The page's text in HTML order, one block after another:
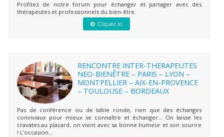
Profitez de notre forum pour échanger et partager avec des
thérapeutes et professionnels du bien-être.
Cliquez ici
RENCONTRE INTER-THERAPEUTES
NEO-BIENÊTRE – PARIS – LYON –
MONTPELLIER – AIX-EN-PROVENCE
– TOULOUSE – BORDEAUX
Pas de conférence ou de table ronde, rien que des échanges
conviviaux pour mieux se connaître et échanger… On laisse les
cravates au placard, on vient avec sa bonne humeur et son sourire
! L’occasion...